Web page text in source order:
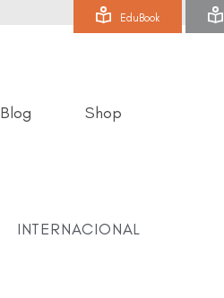
EduBook
Blog Shop
INTERNACIONAL